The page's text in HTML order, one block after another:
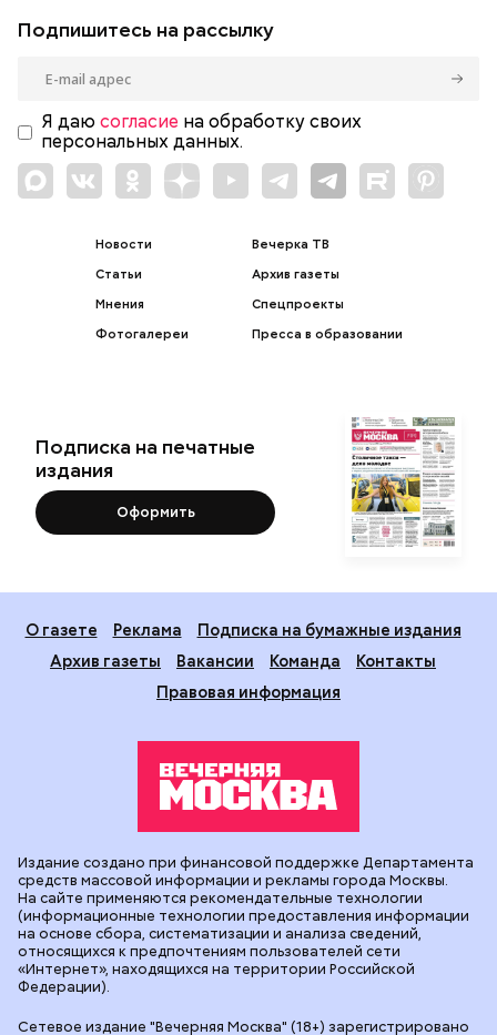
Подпишитесь на рассылку
Я даю согласие на обработку своих
персональных данных.
Новости
Статьи
Мнения
Фотогалереи
Вечерка ТВ
Архив газеты
Спецпроекты
Пресса в образовании
Подписка на печатные
издания
Оформить
О газете Реклама
Подписка на бумажные издания
Архив газеты
Вакансии Команда
Контакты
Правовая информация
Сетевое издание "Вечерняя Москва" (18+) зарегистрировано
Издание создано при финансовой поддержке Департамента
средств массовой информации и рекламы города Москвы.
На сайте применяются рекомендательные технологии
(информационные технологии предоставления информации
на основе сбора, систематизации и анализа сведений,
относящихся к предпочтениям пользователей сети
«Интернет», находящихся на территории Российской
Федерации).